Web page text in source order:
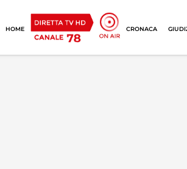
HOME CRONACA